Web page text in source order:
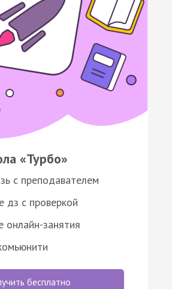
«Турбо»
с преподавателем
дз с проверкой
онлайн-занятия
бесплатно